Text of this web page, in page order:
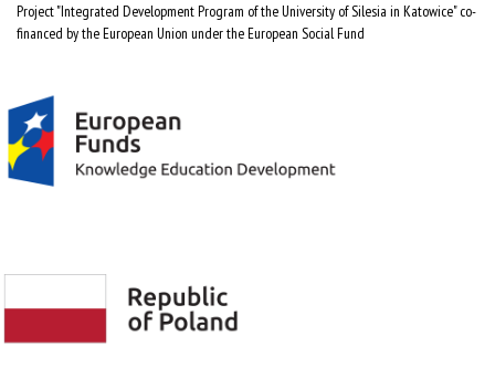
Project "Integrated Development Program of the University of Silesia in Katowice" co-
financed by the European Union under the European Social Fund